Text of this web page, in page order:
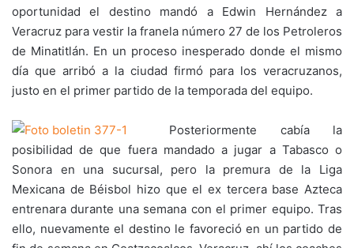
oportunidad el destino mandó a Edwin Hernández a
Veracruz para vestir la franela número 27 de los Petroleros
de Minatitlán. En un proceso inesperado donde el mismo
día que arribó a la ciudad firmó para los veracruzanos,
justo en el primer partido de la temporada del equipo.
Posteriormente cabía la
posibilidad de que fuera mandado a jugar a Tabasco o
Sonora en una sucursal, pero la premura de la Liga
Mexicana de Béisbol hizo que el ex tercera base Azteca
entrenara durante una semana con el primer equipo. Tras
ello, nuevamente el destino le favoreció en un partido de